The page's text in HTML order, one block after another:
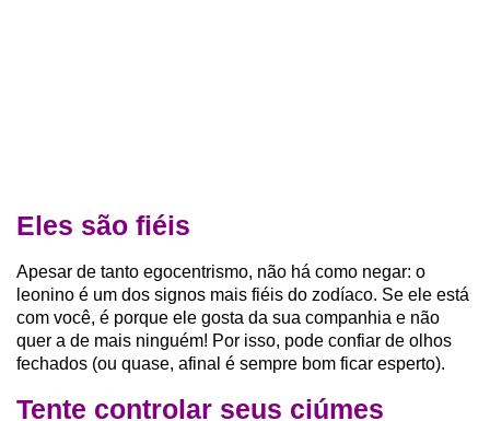
Eles são fiéis
Apesar de tanto egocentrismo, não há como negar: o
leonino é um dos signos mais fiéis do zodíaco. Se ele está
com você, é porque ele gosta da sua companhia e não
quer a de mais ninguém! Por isso, pode confiar de olhos
fechados (ou quase, afinal é sempre bom ficar esperto).
Tente controlar seus ciúmes